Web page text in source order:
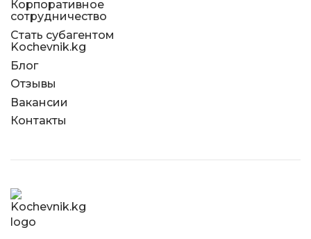
Корпоративное
сотрудничество
Стать субагентом
Kochevnik.kg
Блог
Отзывы
Вакансии
Контакты